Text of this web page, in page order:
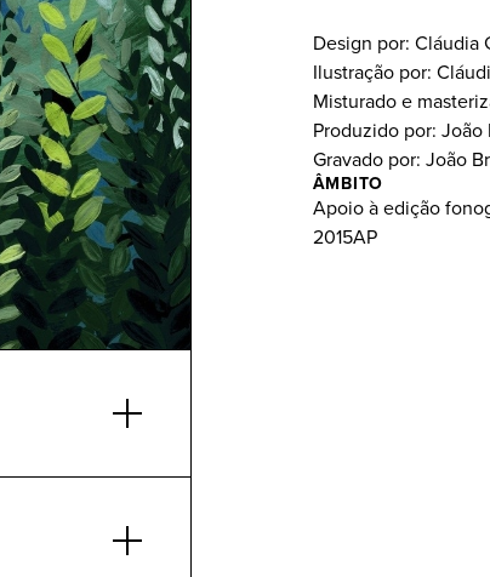
Design por: Cláudia
Ilustração por:
Misturado e
Produzido por: João
Gravado por: João
ÂMBITO
Apoio à edição
2015AP